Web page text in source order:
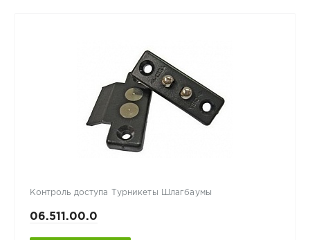
Контроль доступа Турникеты Шлагбаумы
06.511.00.0